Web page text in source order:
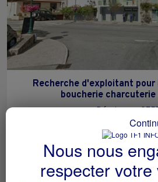
Recherche d'exploitant
boucherie
Désaignes -
Alimentation
Nous nous
respecter votre